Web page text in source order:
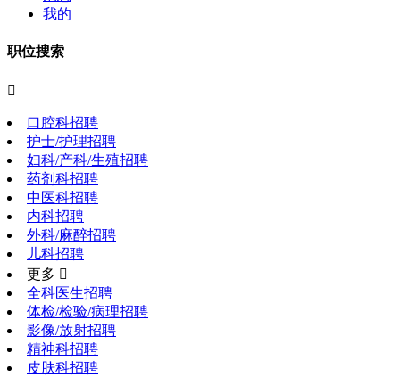
我的
职位搜索

口腔科招聘
护士/护理招聘
妇科/产科/生殖招聘
药剂科招聘
中医科招聘
内科招聘
外科/麻醉招聘
儿科招聘
更多 
全科医生招聘
体检/检验/病理招聘
影像/放射招聘
精神科招聘
皮肤科招聘